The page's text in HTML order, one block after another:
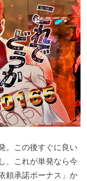
。この後すぐに良い
、これが単発なら今
頼承諾ボーナス」か